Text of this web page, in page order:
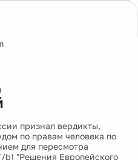
признал вердикты,
по правам человека по
для пересмотра
"Решения Европейского